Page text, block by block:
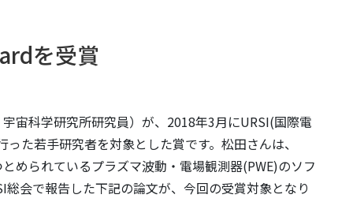
を受賞
宙科学研究所研究員）が、2018年3月にURSI(国際電
た若手研究者を対象とした賞です。松田さんは、
められているプラズマ波動・電場観測器(PWE)のソフ
会で報告した下記の論文が、今回の受賞対象となり